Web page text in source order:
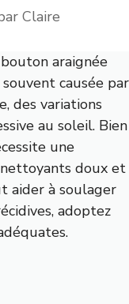
Claire
araignée
causée par
des variations
au soleil. Bien
une
doux et
aider à soulager
adoptez